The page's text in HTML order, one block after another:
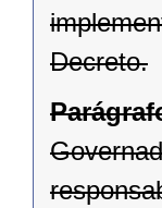
Decreto.